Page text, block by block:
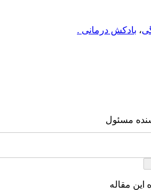
، بادکش درمانی .
مسئول
این مقاله